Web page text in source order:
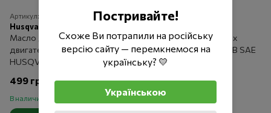
Артикул: 5976868-01
Husqvarna
Масло для 4-тактных
двигателей SAE 5W-30
HUSQVARNA; 1 л
499 грн
В наличии
Артикул: ELUB5W30-5L
Масло для 4-х тактных
двигателей IGOL E.LUB SAE
5W-30 5 л
1 550 грн
В наличии
Постривайте!
Схоже Ви потрапили на російську
версію сайту — перемкнемося на
українську? 💛
Українською